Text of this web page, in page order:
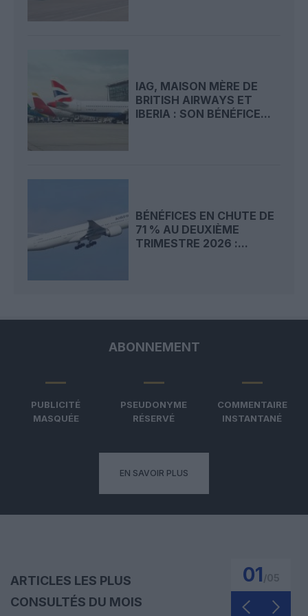
IAG, MAISON MÈRE DE
BRITISH AIRWAYS ET
IBERIA : SON BÉNÉFICE...
BÉNÉFICES EN CHUTE DE
71 % AU DEUXIÈME
TRIMESTRE 2026 :...
ABONNEMENT
PUBLICITÉ
MASQUÉE
PSEUDONYME
RÉSERVÉ
COMMENTAIRE
INSTANTANÉ
EN SAVOIR PLUS
ARTICLES LES PLUS
CONSULTÉS DU MOIS
01